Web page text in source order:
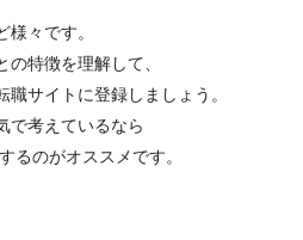
様々です。
の特徴を理解して、
職サイトに登録しましょう。
で考えているなら
るのがオススメです。